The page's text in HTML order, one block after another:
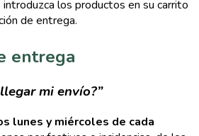
introduzca los productos en su carrito
de entrega.
entrega
mi envío?”
lunes y miércoles de cada